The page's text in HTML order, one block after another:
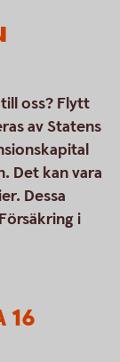
oss? Flytt
av Statens
Det kan vara
Dessa
i
16